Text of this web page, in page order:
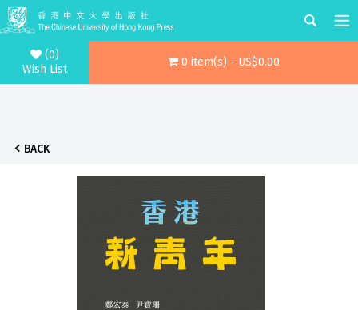
(0)
Wish List
0 item(s) - US$0.00
BACK